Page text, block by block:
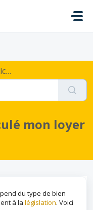
?
mon loyer
du type de bien
à la législation. Voici